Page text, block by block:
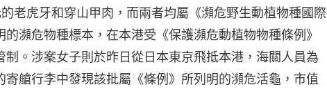
老虎牙和穿山甲肉，而兩者均屬《瀕危野生動植物種國際
的瀕危物種標本，在本港受《保護瀕危動植物物種條例》
制。涉案女子則於昨日從日本東京飛抵本港，海關人員為
寄艙行李中發現該批屬《條例》所列明的瀕危活龜，市值